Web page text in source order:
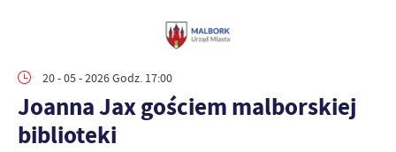
20 - 05 - 2026 Godz. 17:00
Joanna Jax gościem malborskiej
biblioteki